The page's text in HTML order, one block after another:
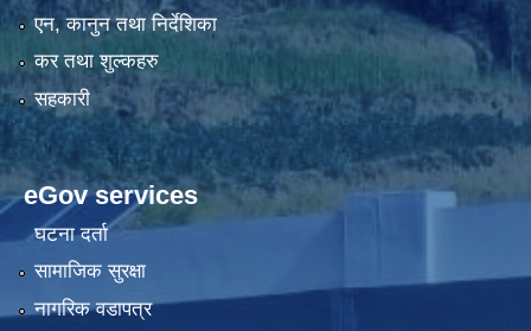
एन, कानुन तथा निर्देशिका
कर तथा शुल्कहरु
सहकारी
eGov services
घटना दर्ता
सामाजिक सुरक्षा
नागरिक वडापत्र